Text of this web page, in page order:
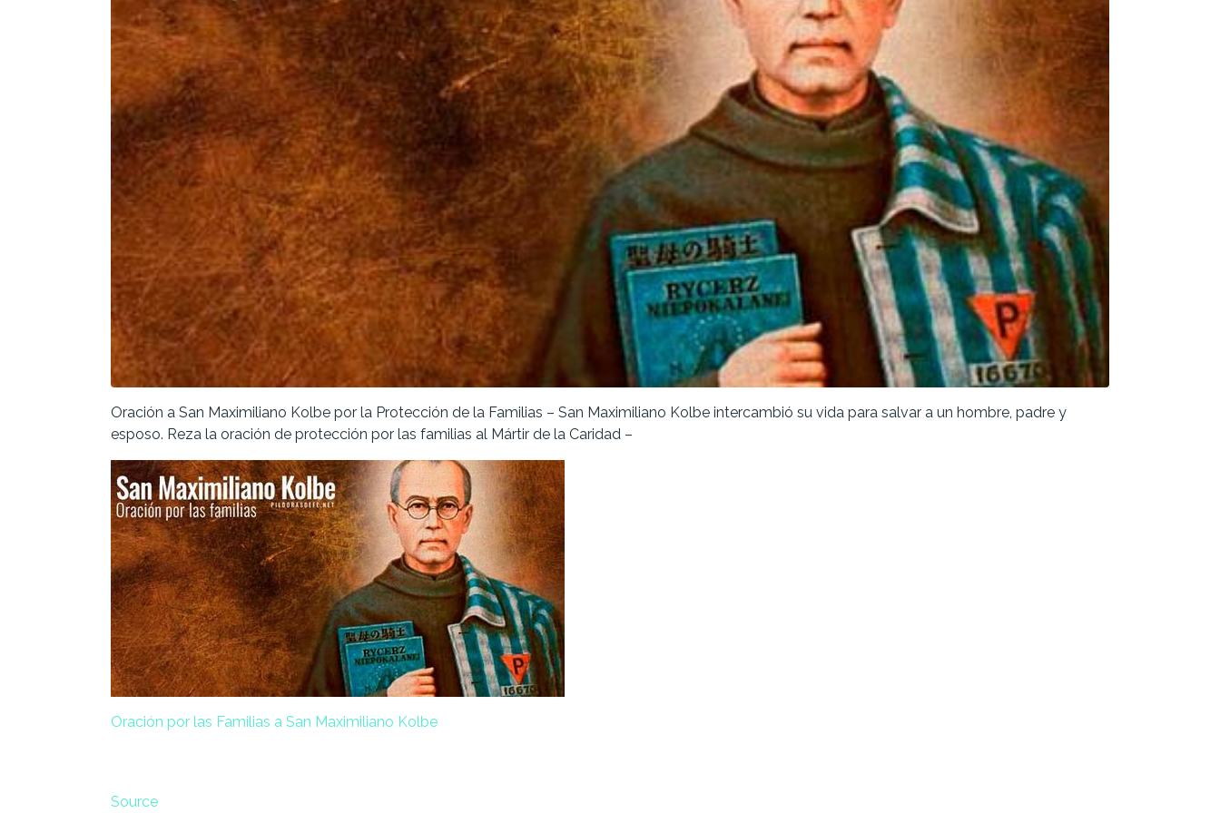
Oración a San Maximiliano Kolbe por la Protección de la Familias – San Maximiliano Kolbe intercambió su vida para salvar a un hombre, padre y
esposo. Reza la oración de protección por las familias al Mártir de la Caridad –
Oración por las Familias a San Maximiliano Kolbe
Source